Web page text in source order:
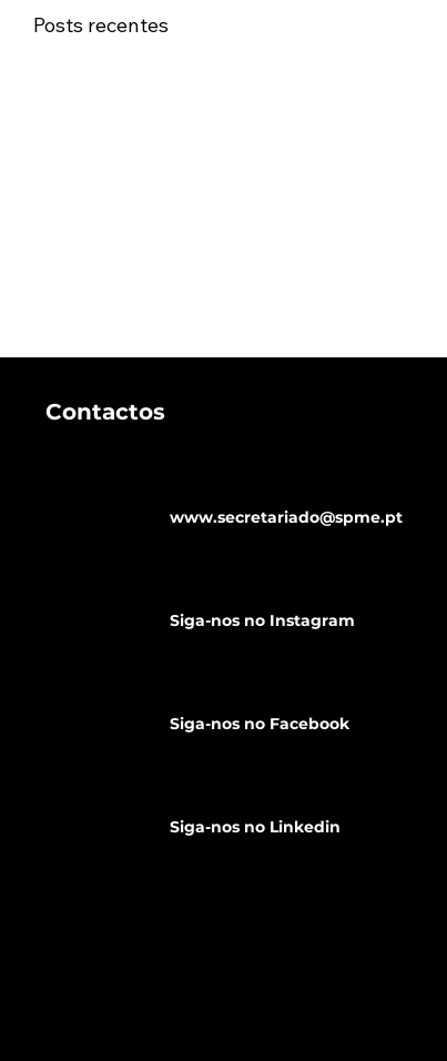
Posts recentes
www.secretariado@spme.pt
Siga-nos no Instagram
Siga-nos no Facebook
Siga-nos no Linkedin
Contactos